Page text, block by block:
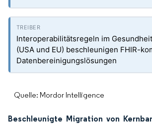
Interoperabilitätsregeln im
(USA und EU) beschleunigen FHIR-
Datenbereinigungslösungen
Quelle: Mordor Intelligence
Beschleunigte Migration von